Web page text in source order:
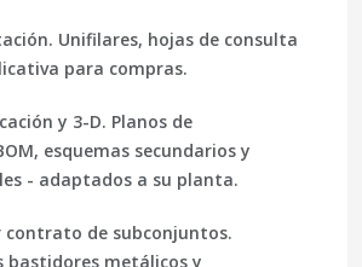
Unifilares, hojas de consulta
para compras.
y 3-D. Planos de
esquemas secundarios y
- adaptados a su planta.
contrato de subconjuntos.
bastidores metálicos y